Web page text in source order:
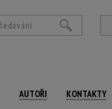
AUTOŘI KONTAKTY